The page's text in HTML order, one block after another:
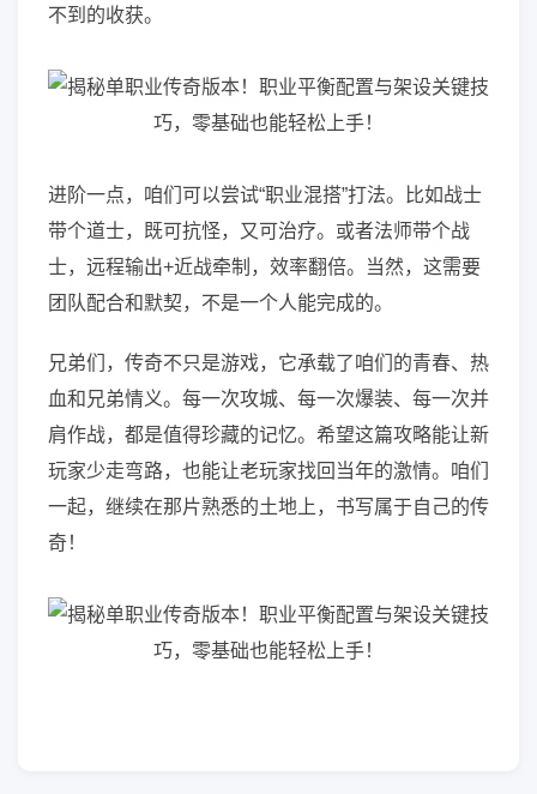
不到的收获。
进阶一点，咱们可以尝试“职业混搭”打法。比如战士
带个道士，既可抗怪，又可治疗。或者法师带个战
士，远程输出+近战牵制，效率翻倍。当然，这需要
团队配合和默契，不是一个人能完成的。
兄弟们，传奇不只是游戏，它承载了咱们的青春、热
血和兄弟情义。每一次攻城、每一次爆装、每一次并
肩作战，都是值得珍藏的记忆。希望这篇攻略能让新
玩家少走弯路，也能让老玩家找回当年的激情。咱们
一起，继续在那片熟悉的土地上，书写属于自己的传
奇！